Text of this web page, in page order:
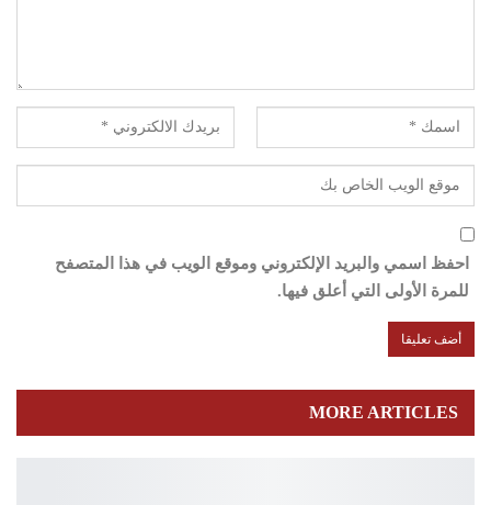
احفظ اسمي والبريد الإلكتروني وموقع الويب في هذا المتصفح
للمرة الأولى التي أعلق فيها.
MORE ARTICLES